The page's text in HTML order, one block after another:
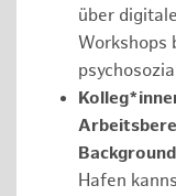
über
Workshops
Hafen